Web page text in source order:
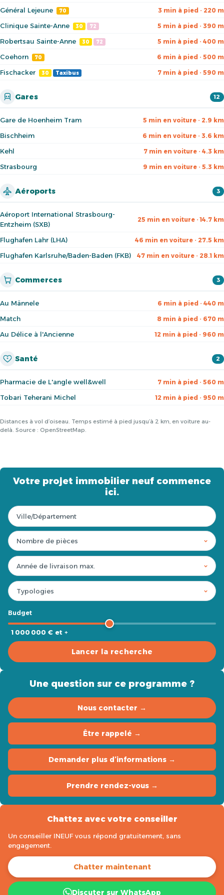
Général Lejeune 70 3 min à pied · 220 m
Clinique Sainte-Anne 30 72 5 min à pied · 390 m
Robertsau Sainte-Anne 30 72 5 min à pied · 400 m
Coehorn 70 6 min à pied · 500 m
Fischacker 30 Taxibus 7 min à pied · 590 m
Gares 12
Gare de Hoenheim Tram 5 min en voiture · 2.9 km
Bischheim 6 min en voiture · 3.6 km
Kehl 7 min en voiture · 4.3 km
Strasbourg 9 min en voiture · 5.3 km
Aéroports 3
Aéroport International Strasbourg-
Entzheim (SXB)
25 min en voiture · 14.7 km
Flughafen Lahr (LHA) 46 min en voiture · 27.5 km
Flughafen Karlsruhe/Baden-Baden (FKB) 47 min en voiture · 28.1 km
Commerces 3
Au Männele 6 min à pied · 440 m
Match 8 min à pied · 670 m
Au Délice à l'Ancienne 12 min à pied · 960 m
Santé 2
Pharmacie de L'angle well&well 7 min à pied · 560 m
Tobari Teherani Michel 12 min à pied · 950 m
Distances à vol d’oiseau. Temps estimé à pied jusqu’à 2 km, en voiture au-
delà. Source : OpenStreetMap.
Votre projet immobilier neuf commence
ici.
Budget
1 000 000 € et +
Lancer la recherche
Une question sur ce programme ?
Nous contacter →
Être rappelé →
Demander plus d’informations →
Prendre rendez-vous →
Chattez avec votre conseiller
Un conseiller INEUF vous répond gratuitement, sans
engagement.
Chatter maintenant
Discuter sur WhatsApp